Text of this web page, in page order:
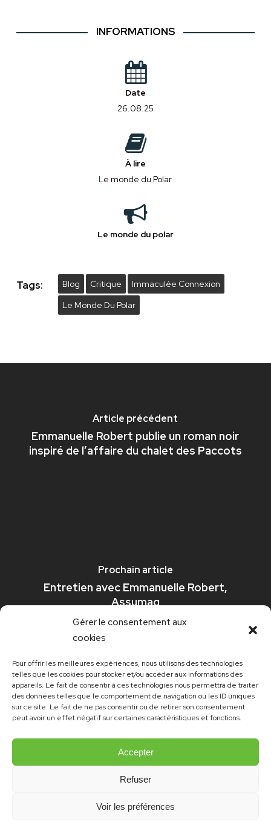
Gérer le consentement aux
cookies
Pour offrir les meilleures expériences, nous utilisons des technologies
telles que les cookies pour stocker et/ou accéder aux informations des
appareils. Le fait de consentir à ces technologies nous permettra de traiter
des données telles que le comportement de navigation ou les ID uniques
sur ce site. Le fait de ne pas consentir ou de retirer son consentement
peut avoir un effet négatif sur certaines caractéristiques et fonctions.
Accepter
Refuser
Voir les préférences
INFORMATIONS
Date
26.08.25
À lire
Le monde du Polar
Le monde du polar
Tags: Blog Critique
Immaculée Connexion
Le Monde Du Polar
Article précédent
Emmanuelle Robert publie un roman noir
inspiré de l’affaire du chalet des Paccots
Prochain article
Entretien avec Emmanuelle Robert,
Assumag